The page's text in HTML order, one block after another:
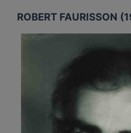
ROBERT FAURISSON